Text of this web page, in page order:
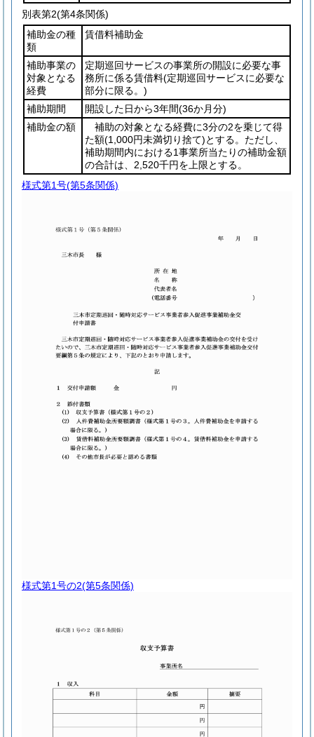
別表第2(第4条関係)
補助金の種
類
賃借料補助金
補助事業の
対象となる
経費
定期巡回サービスの事業所の開設に必要な事
務所に係る賃借料(定期巡回サービスに必要な
部分に限る。)
補助期間
開設した日から3年間(36か月分)
補助金の額
補助の対象となる経費に3分の2を乗じて得
た額(1,000円未満切り捨て)とする。ただし、
補助期間内における1事業所当たりの補助金額
の合計は、2,520千円を上限とする。
様式第1号(第5条関係)
様式第1号の2(第5条関係)